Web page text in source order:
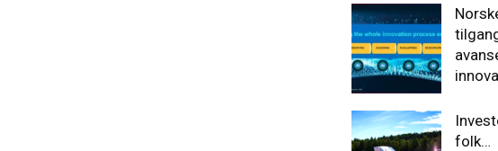
folk…